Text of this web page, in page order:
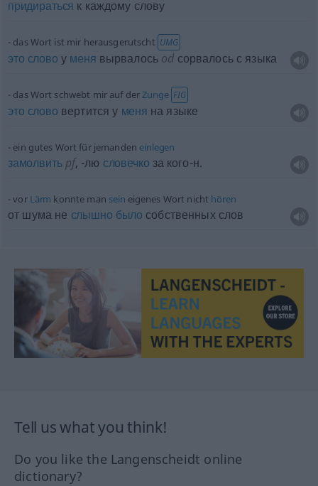
придираться к каждому слову
das Wort ist mir herausgerutscht UMG
это слово у меня вырвалось od сорвалось с языка
das Wort schwebt mir auf derZunge FIG
это слово вертится у меня на языке
ein gutes Wort für jemanden einlegen
замолвитьpf, -лю словечко за кого-н.
vor Lärm konnte man sein eigenes Wort nicht hören
от шума не слышно было собственных слов
Tell us what you think!
Do you like the Langenscheidt online
dictionary?